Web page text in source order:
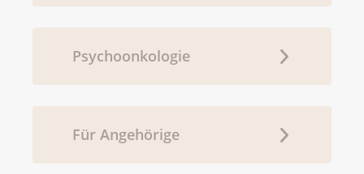
Psychoonkologie
Für Angehörige